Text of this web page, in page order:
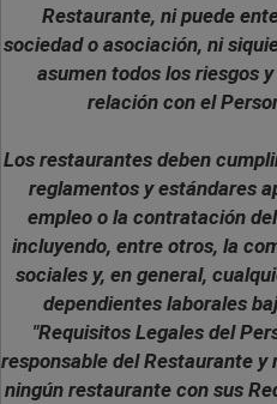
Restaurante, ni puede
sociedad o asociación, ni
asumen todos los riesgos
relación con el
Los restaurantes deben
reglamentos y estándares
empleo o la contratación
incluyendo, entre otros, la
sociales y, en general,
dependientes laborales
"Requisitos Legales del
responsable del Restaurante
ningún restaurante con sus